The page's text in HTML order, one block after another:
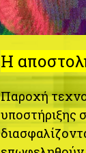
Η
Παροχή
υποστήριξης